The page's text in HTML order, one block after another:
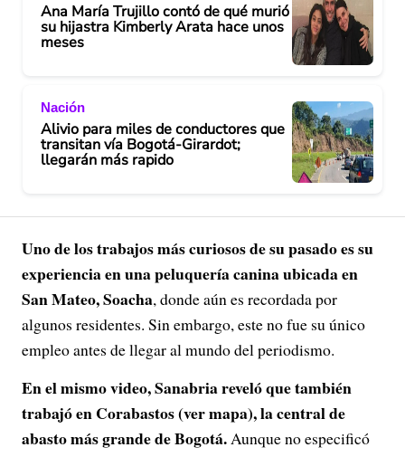
Ana María Trujillo contó de qué murió
su hijastra Kimberly Arata hace unos
meses
Nación
Alivio para miles de conductores que
transitan vía Bogotá-Girardot;
llegarán más rapido
Uno de los trabajos más curiosos de su pasado es su
experiencia en una peluquería canina ubicada en
San Mateo, Soacha, donde aún es recordada por
algunos residentes. Sin embargo, este no fue su único
empleo antes de llegar al mundo del periodismo.
En el mismo video, Sanabria reveló que también
trabajó en Corabastos (ver mapa), la central de
abasto más grande de Bogotá.Aunque no especificó